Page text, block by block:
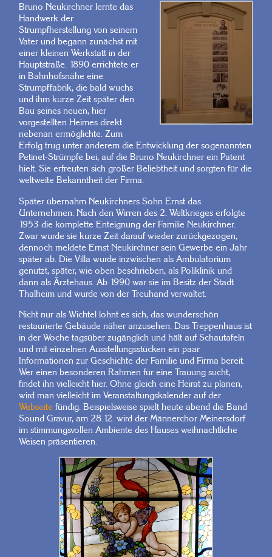
Bruno Neukirchner lernte das
Handwerk der
Strumpfherstellung von seinem
Vater und begann zunächst mit
einer kleinen Werkstatt in der
Hauptstraße. 1890 errichtete er
in Bahnhofsnähe eine
Strumpffabrik, die bald wuchs
und ihm kurze Zeit später den
Bau seines neuen, hier
vorgestellten Heimes direkt
nebenan ermöglichte. Zum
Erfolg trug unter anderem die Entwicklung der sogenannten
Petinet-Strümpfe bei, auf die Bruno Neukirchner ein Patent
hielt. Sie erfreuten sich großer Beliebtheit und sorgten für die
weltweite Bekanntheit der Firma.
Später übernahm Neukirchners Sohn Ernst das
Unternehmen. Nach den Wirren des 2. Weltkrieges erfolgte
1953 die komplette Enteignung der Familie Neukirchner.
Zwar wurde sie kurze Zeit darauf wieder zurückgezogen,
dennoch meldete Ernst Neukirchner sein Gewerbe ein Jahr
später ab. Die Villa wurde inzwischen als Ambulatorium
genutzt, später, wie oben beschrieben, als Poliklinik und
dann als Ärztehaus. Ab 1990 war sie im Besitz der Stadt
Thalheim und wurde von der Treuhand verwaltet.
Nicht nur als Wichtel lohnt es sich, das wunderschön
restaurierte Gebäude näher anzusehen. Das Treppenhaus ist
in der Woche tagsüber zugänglich und hält auf Schautafeln
und mit einzelnen Ausstellungsstücken ein paar
Informationen zur Geschichte der Familie und Firma bereit.
Wer einen besonderen Rahmen für eine Trauung sucht,
findet ihn vielleicht hier. Ohne gleich eine Heirat zu planen,
wird man vielleicht im Veranstaltungskalender auf der
Webseite fündig. Beispielsweise spielt heute abend die Band
Sound Gravur, am 28.12. wird der Männerchor Meinersdorf
im stimmungsvollen Ambiente des Hauses weihnachtliche
Weisen präsentieren.